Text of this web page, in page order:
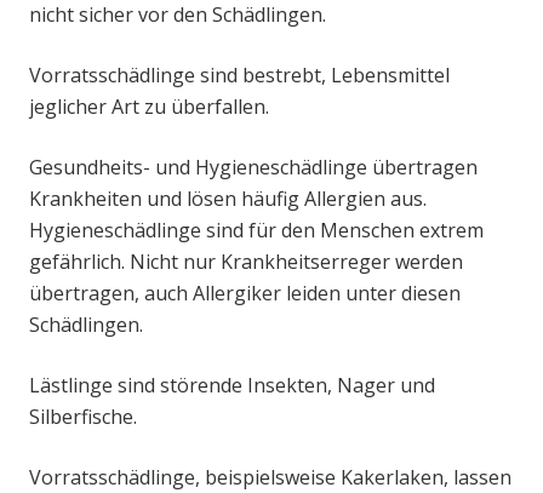
nicht sicher vor den Schädlingen.
Vorratsschädlinge sind bestrebt, Lebensmittel
jeglicher Art zu überfallen.
Gesundheits- und Hygieneschädlinge übertragen
Krankheiten und lösen häufig Allergien aus.
Hygieneschädlinge sind für den Menschen extrem
gefährlich. Nicht nur Krankheitserreger werden
übertragen, auch Allergiker leiden unter diesen
Schädlingen.
Lästlinge sind störende Insekten, Nager und
Silberfische.
Vorratsschädlinge, beispielsweise Kakerlaken, lassen